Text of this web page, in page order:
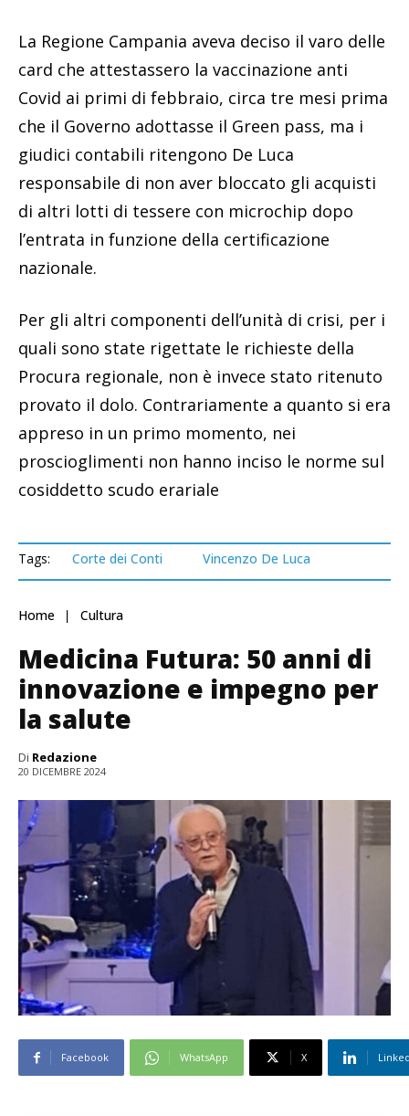
La Regione Campania aveva deciso il varo delle
card che attestassero la vaccinazione anti
Covid ai primi di febbraio, circa tre mesi prima
che il Governo adottasse il Green pass, ma i
giudici contabili ritengono De Luca
responsabile di non aver bloccato gli acquisti
di altri lotti di tessere con microchip dopo
l’entrata in funzione della certificazione
nazionale.
Per gli altri componenti dell’unità di crisi, per i
quali sono state rigettate le richieste della
Procura regionale, non è invece stato ritenuto
provato il dolo. Contrariamente a quanto si era
appreso in un primo momento, nei
proscioglimenti non hanno inciso le norme sul
cosiddetto scudo erariale
Tags: Corte dei Conti Vincenzo De Luca
Home Cultura
Medicina Futura: 50 anni di
innovazione e impegno per
la salute
Di Redazione
20 DICEMBRE 2024
Facebook WhatsApp X